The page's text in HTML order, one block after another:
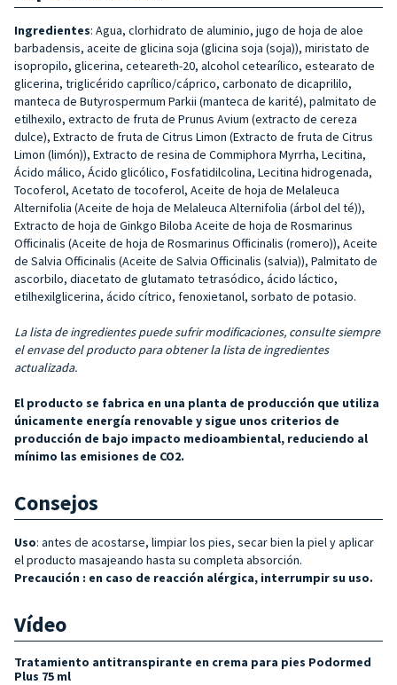
Ingredientes: Agua, clorhidrato de aluminio, jugo de hoja de aloe
barbadensis, aceite de glicina soja (glicina soja (soja)), miristato de
isopropilo, glicerina, ceteareth-20, alcohol cetearílico, estearato de
glicerina, triglicérido caprílico/cáprico, carbonato de dicaprililo,
manteca de Butyrospermum Parkii (manteca de karité), palmitato de
etilhexilo, extracto de fruta de Prunus Avium (extracto de cereza
dulce), Extracto de fruta de Citrus Limon (Extracto de fruta de Citrus
Limon (limón)), Extracto de resina de Com­miphora Myrrha, Lecitina,
Ácido málico, Ácido glicólico, Fosfatidilcolina, Lecitina hidrogenada,
Tocoferol, Acetato de tocoferol, Aceite de hoja de Melaleuca
Alternifolia (Aceite de hoja de Melaleuca Alternifolia (árbol del té)),
Extracto de hoja de Ginkgo Biloba Aceite de hoja de Rosmarinus
Officinalis (Aceite de hoja de Rosmarinus Officinalis (romero)), Aceite
de Salvia Officinalis (Aceite de Salvia Officinalis (salvia)), Palmitato de
ascorbilo, diacetato de glutamato tetrasódico, ácido láctico,
etilhexilglicerina, ácido cítrico, fenoxietanol, sorbato de potasio.
La lista de ingredientes puede sufrir modificaciones, consulte siempre
el envase del producto para obtener la lista de ingredientes
actualizada.
El producto se fabrica en una planta de producción que utiliza
únicamente energía renovable y sigue unos criterios de
producción de bajo impacto medioambiental, reduciendo al
mínimo las emisiones de CO2.
Consejos
Uso: antes de acostarse, limpiar los pies, secar bien la piel y aplicar
el producto masajeando hasta su completa absorción.
Precaución : en caso de reacción alérgica, interrumpir su uso.
Vídeo
Tratamiento antitranspirante en crema para pies Podormed
Plus 75 ml